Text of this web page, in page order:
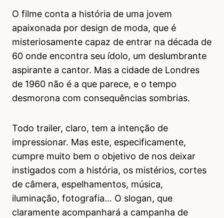
O filme conta a história de uma jovem
apaixonada por design de moda, que é
misteriosamente capaz de entrar na década de
60 onde encontra seu ídolo, um deslumbrante
aspirante a cantor. Mas a cidade de Londres
de 1960 não é a que parece, e o tempo
desmorona com consequências sombrias.
Todo trailer, claro, tem a intenção de
impressionar. Mas este, especificamente,
cumpre muito bem o objetivo de nos deixar
instigados com a história, os mistérios, cortes
de câmera, espelhamentos, música,
iluminação, fotografia… O slogan, que
claramente acompanhará a campanha de